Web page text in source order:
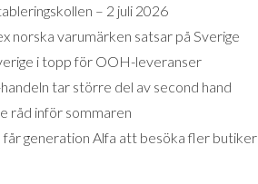
– 2 juli 2026
norska varumärken satsar på Sverige
i topp för OOH-leveranser
tar större del av second hand
råd inför sommaren
får generation Alfa att besöka fler butiker